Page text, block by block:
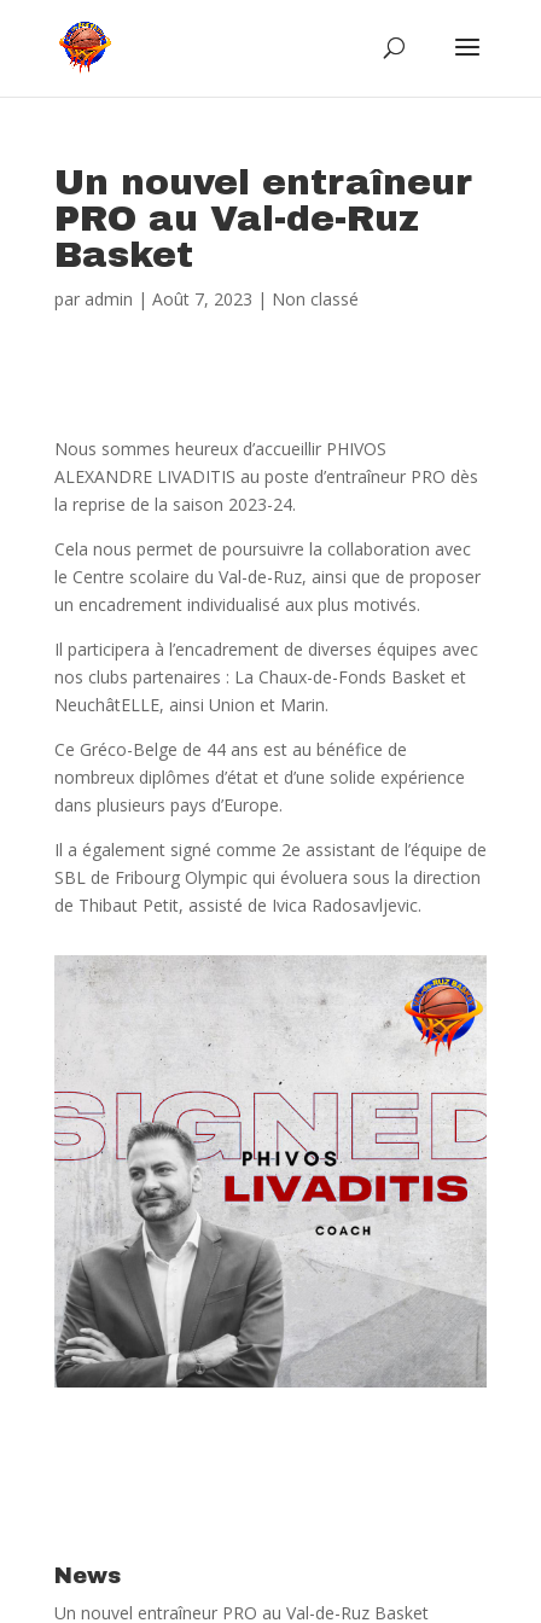
Un nouvel entraîneur
PRO au Val-de-Ruz
Basket
par admin | Août 7, 2023 | Non classé
Nous sommes heureux d’accueillir PHIVOS
ALEXANDRE LIVADITIS au poste d’entraîneur PRO dès
la reprise de la saison 2023-24.
Cela nous permet de poursuivre la collaboration avec
le Centre scolaire du Val-de-Ruz, ainsi que de proposer
un encadrement individualisé aux plus motivés.
Il participera à l’encadrement de diverses équipes avec
nos clubs partenaires : La Chaux-de-Fonds Basket et
NeuchâtELLE, ainsi Union et Marin.
Ce Gréco-Belge de 44 ans est au bénéfice de
nombreux diplômes d’état et d’une solide expérience
dans plusieurs pays d’Europe.
Il a également signé comme 2e assistant de l’équipe de
SBL de Fribourg Olympic qui évoluera sous la direction
de Thibaut Petit, assisté de Ivica Radosavljevic.
News
Un nouvel entraîneur PRO au Val-de-Ruz Basket